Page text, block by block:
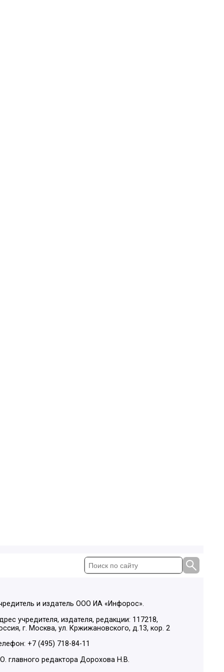
и издатель ООО ИА «Инфорос».
учредителя, издателя, редакции: 117218,
г. Москва, ул. Кржижановского, д.13, кор. 2
+7 (495) 718-84-11
главного редактора Дорохова Н.В.